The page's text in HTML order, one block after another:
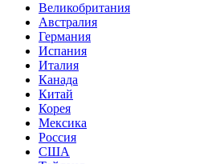
Великобритания
Австралия
Германия
Испания
Италия
Канада
Китай
Корея
Мексика
Россия
США